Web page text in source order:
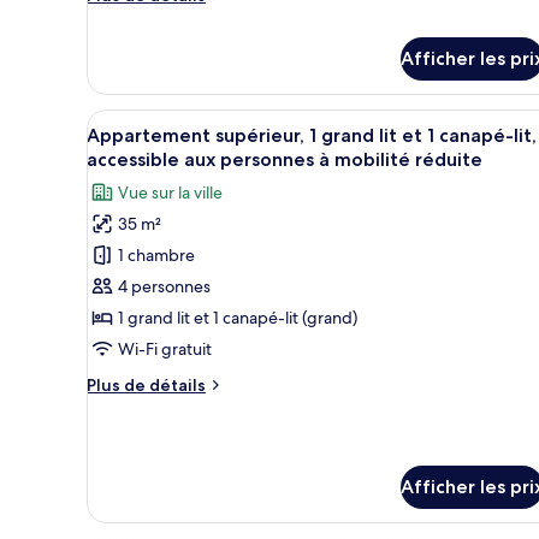
lit
et
1
canapé-
lit,
non-
fumeur,
vue
sur
la
cour
intérieure
Studio
Design,
1
grand
lit
et
canapé-
lit,
non-
fumeur,
vue
sur
cour
Afficher les
Afficher
toutes
les
photos
pour
ce
type
de
chambre :
supérieur,
et
Une chambre d’hôtel avec
13
Appartement supérieur, 1 grand lit et 1 canapé-lit,
accessible aux personnes à mobilité réduite
Vue sur la ville
35 m²
1 chambre
4 personnes
1 grand lit et 1 canapé-lit (grand)
Wi-Fi gratuit
Plus de détails
Plus
1
Afficher les